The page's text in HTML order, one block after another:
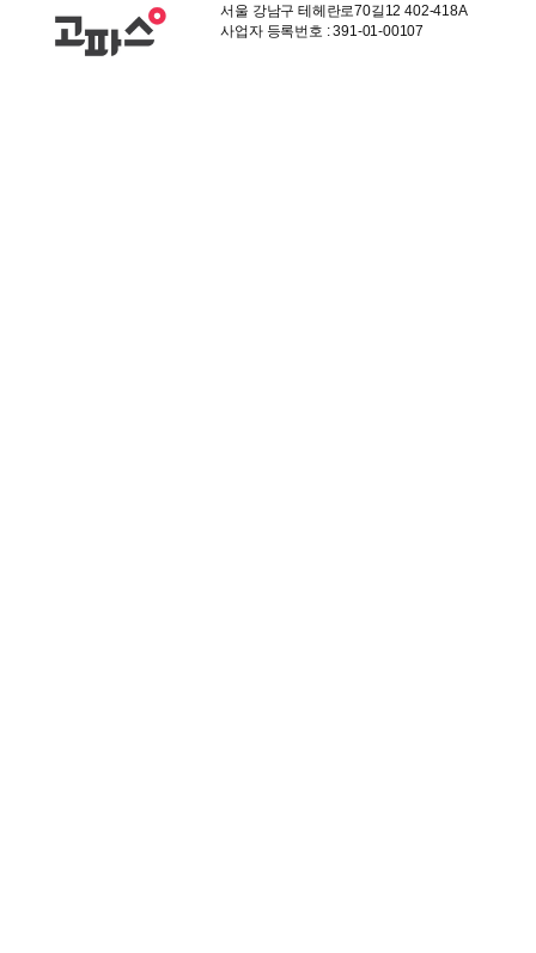
서울 강남구 테헤란로70길12 402-418A
사업자 등록번호 : 391-01-00107